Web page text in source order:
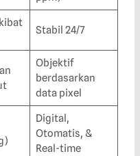
Stabil 24/7
Objektif
berdasarkan
data pixel
Digital,
Otomatis, &
Real-time